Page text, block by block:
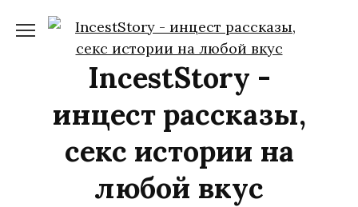
содержанию
IncestStory -
инцест рассказы,
секс истории на
любой вкус